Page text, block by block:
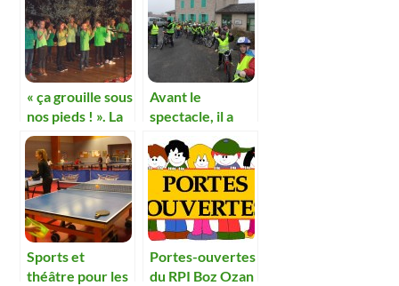
« ça grouille sous
nos pieds ! ». La
comédie
musicale des
écoliers.
Avant le
spectacle, il a
fallu répéter
Sports et
théâtre pour les
Portes-ouvertes
du RPI Boz Ozan